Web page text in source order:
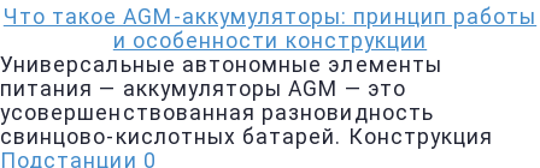
Что такое AGM-аккумуляторы: принцип работы
и особенности конструкции
Универсальные автономные элементы
питания — аккумуляторы AGM — это
усовершенствованная разновидность
свинцово-кислотных батарей. Конструкция
Подстанции 0